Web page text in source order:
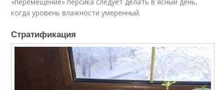
когда уровень влажности умеренный.
Стратификация